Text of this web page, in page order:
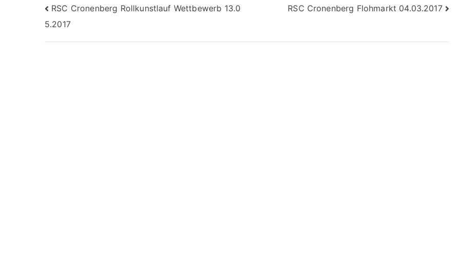
Beitragsnavigation
RSC Cronenberg Rollkunstlauf Wettbewerb 13.0
5.2017
RSC Cronenberg Flohmarkt 04.03.2017